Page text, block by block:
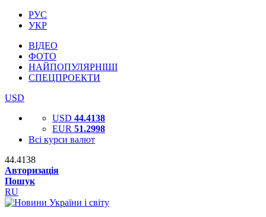
РУС
УКР
ВІДЕО
ФОТО
НАЙПОПУЛЯРНІШІ
СПЕЦПРОЕКТИ
USD
USD 44.4138
EUR 51.2998
Всі курси валют
44.4138
Авторизація
Пошук
RU